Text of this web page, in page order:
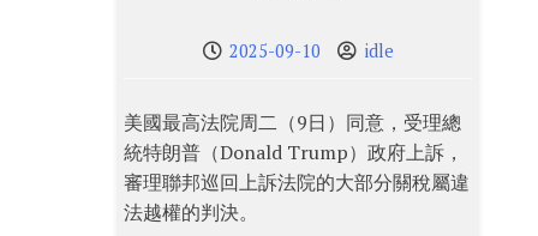
2025-09-10 idle
美國最高法院周二（9日）同意，受理總
統特朗普（Donald Trump）政府上訴，
審理聯邦巡回上訴法院的大部分關稅屬違
法越權的判決。